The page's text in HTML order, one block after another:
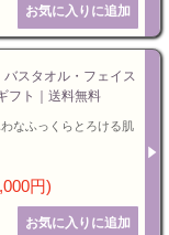
タオル・フェイス
フト｜送料無料
なふっくらとろける肌
円)